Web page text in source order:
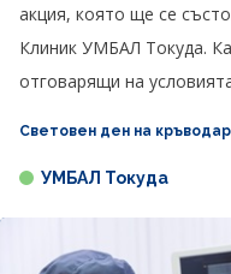
акция, която ще се
Клиник УМБАЛ Токуда.
отговарящи на
Световен ден на
УМБАЛ Токуда